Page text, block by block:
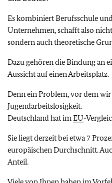
Es kombiniert Berufsschule
Unternehmen, schafft also
sondern auch theoretische
Dazu gehören die Bindung an
Aussicht auf einen Arbeitsplatz.
Denn ein Problem, vor dem
Jugendarbeitslosigkeit.
Deutschland hat imEU-
Sie liegt derzeit bei etwa 7
europäischen Durchschnitt.
Anteil.